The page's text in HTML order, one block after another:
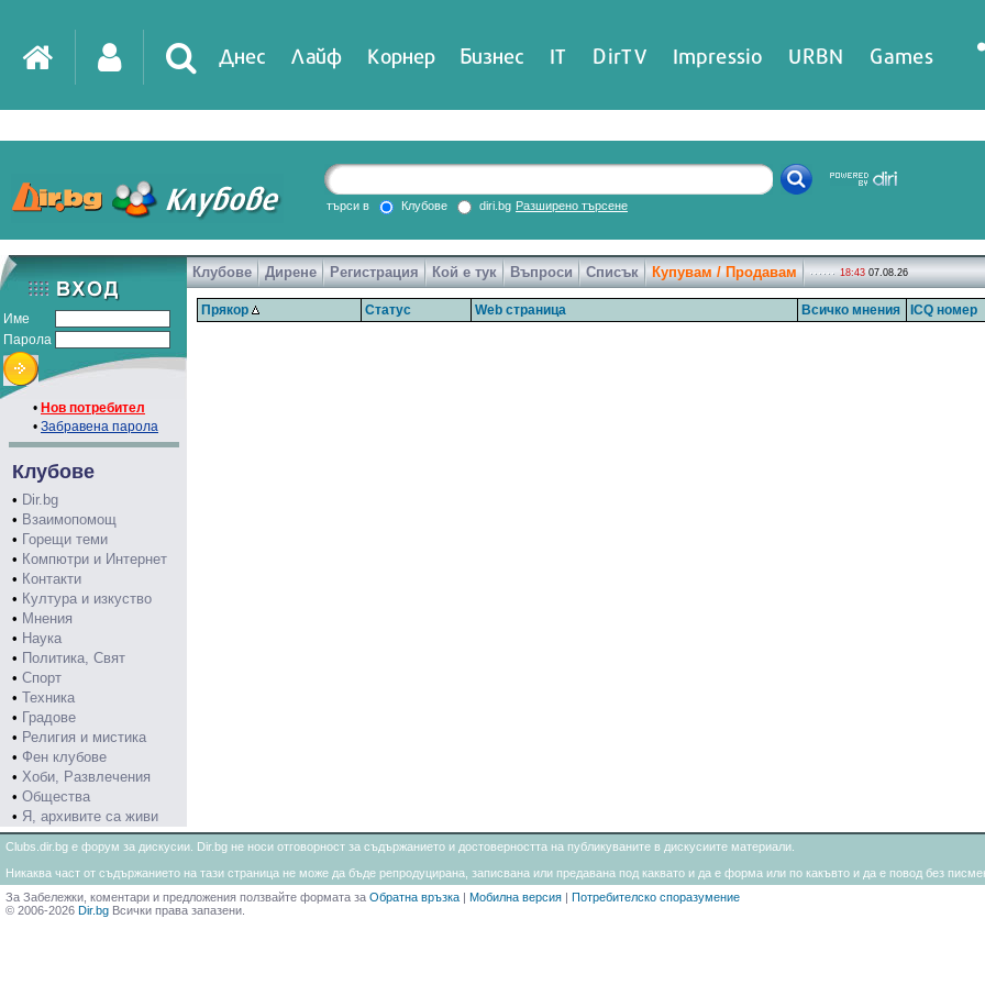
Днес Лайф Корнер Бизнес IT DirTV Impressio URBN Games
търси в Клубове diri.bg Разширено търсене
Име
Парола
• Нов потребител
• Забравена парола
Клубове
• Dir.bg
• Взаимопомощ
• Горещи теми
• Компютри и Интернет
• Контакти
• Култура и изкуство
• Мнения
• Наука
• Политика, Свят
• Спорт
• Техника
• Градове
• Религия и мистика
• Фен клубове
• Хоби, Развлечения
• Общества
• Я, архивите са живи
Клубове Дирене Регистрация Кой е тук Въпроси Списък Купувам / Продавам 18:43 07.08.26
Прякор Статус Web страница Всичко мнения ICQ номер
Clubs.dir.bg е форум за дискусии. Dir.bg не носи отговорност за съдържанието и достоверността на публикуваните в дискусиите материали.
Никаква част от съдържанието на тази страница не може да бъде репродуцирана, записвана или предавана под каквато и да е форма или по какъвто и да е повод без
За Забележки, коментари и предложения ползвайте формата за Обратна връзка | Мобилна версия | Потребителско споразумение
© 2006-2026 Dir.bg Всички права запазени.